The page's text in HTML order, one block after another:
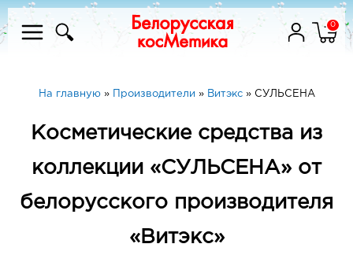
0
На главную» Производители » Витэкс» СУЛЬСЕНА
Косметические средства из
коллекции «СУЛЬСЕНА» от
белорусского производителя
«Витэкс»